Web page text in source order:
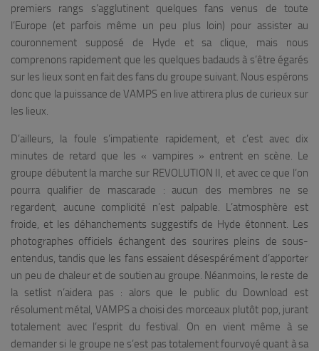
premiers rangs s’agglutinent quelques fans venus de toute
l’Europe (et parfois même un peu plus loin) pour assister au
couronnement supposé de Hyde et sa clique, mais nous
comprenons rapidement que les quelques badauds à s’être égarés
sur les lieux sont en fait des fans du groupe suivant. Nous espérons
donc que la puissance de VAMPS en live attirera plus de curieux sur
les lieux.
D’ailleurs, la foule s’impatiente rapidement, et c’est avec dix
minutes de retard que les « vampires » entrent en scène. Le
groupe débutent la marche sur REVOLUTION II, et avec ce que l’on
pourra qualifier de mascarade : aucun des membres ne se
regardent, aucune complicité n’est palpable. L’atmosphère est
froide, et les déhanchements suggestifs de Hyde étonnent. Les
photographes officiels échangent des sourires pleins de sous-
entendus, tandis que les fans essaient désespérément d’apporter
un peu de chaleur et de soutien au groupe. Néanmoins, le reste de
la setlist n’aidera pas : alors que le public du Download est
résolument métal, VAMPS a choisi des morceaux plutôt pop, jurant
totalement avec l’esprit du festival. On en vient même à se
demander si le groupe ne s’est pas totalement fourvoyé quant à sa